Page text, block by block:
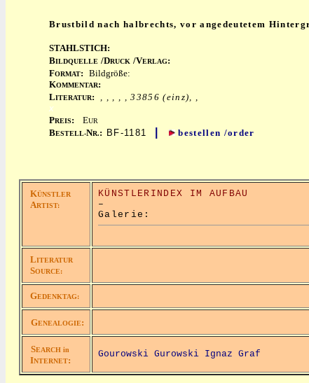
Brustbild nach halbrechts, vor angedeutetem
STAHLSTICH:
BILDQUELLE /DRUCK /VERLAG:
FORMAT: Bildgröße:
KOMMENTAR:
LITERATUR:
, , , , , 33856 (einz), ,
x
PREIS: EUR
BESTELL-NR.: BF-1181 | bestellen /order
KÜNSTLER
ARTIST:
KÜNSTLERINDEX IM AUFBAU
–
Galerie:
LITERATUR
SOURCE:
GEDENKTAG:
GENEALOGIE:
SEARCH in
INTERNET:
Gourowski Gurowski Ignaz Graf